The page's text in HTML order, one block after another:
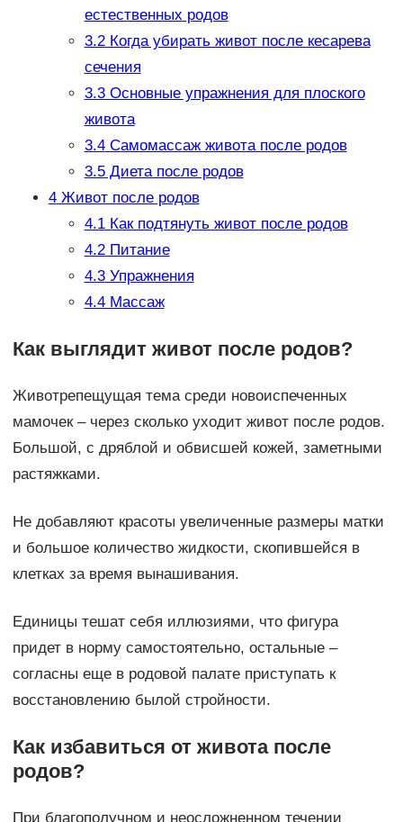
естественных родов
3.2Когда убирать живот после кесарева
сечения
3.3Основные упражнения для плоского
живота
3.4Самомассаж живота после родов
3.5Диета после родов
4Живот после родов
4.1Как подтянуть живот после родов
4.2Питание
4.3Упражнения
4.4Массаж
Как выглядит живот после родов?
Животрепещущая тема среди новоиспеченных
мамочек – через сколько уходит живот после родов.
Большой, с дряблой и обвисшей кожей, заметными
растяжками.
Не добавляют красоты увеличенные размеры матки
и большое количество жидкости, скопившейся в
клетках за время вынашивания.
Единицы тешат себя иллюзиями, что фигура
придет в норму самостоятельно, остальные –
согласны еще в родовой палате приступать к
восстановлению былой стройности.
Как избавиться от живота после
родов?
При благополучном и неосложненном течении